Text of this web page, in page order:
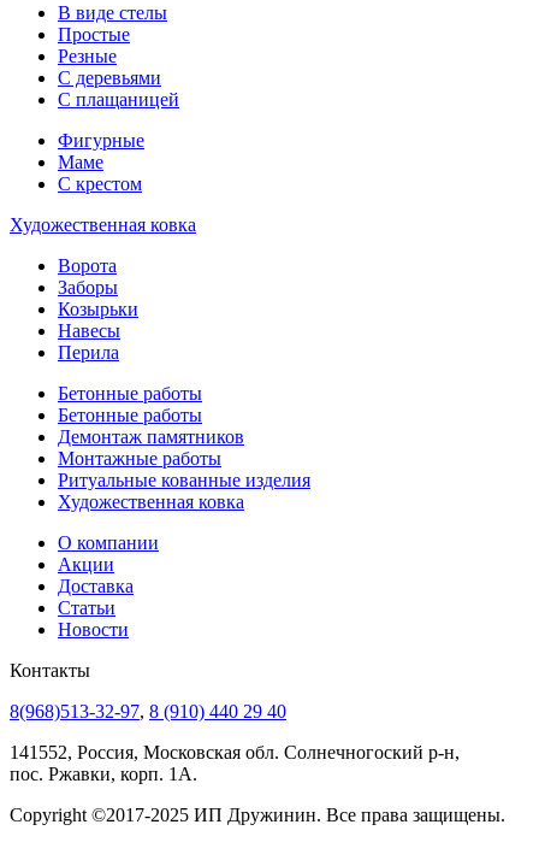
В виде стелы
Простые
Резные
С деревьями
С плащаницей
Фигурные
Маме
С крестом
Художественная ковка
Ворота
Заборы
Козырьки
Навесы
Перила
Бетонные работы
Бетонные работы
Демонтаж памятников
Монтажные работы
Ритуальные кованные изделия
Художественная ковка
О компании
Акции
Доставка
Статьи
Новости
Контакты
8(968)513-32-97, 8 (910) 440 29 40
141552, Россия, Московская обл. Солнечногоский р-н,
пос. Ржавки, корп. 1А.
Copyright ©2017-2025 ИП Дружинин. Все права защищены.